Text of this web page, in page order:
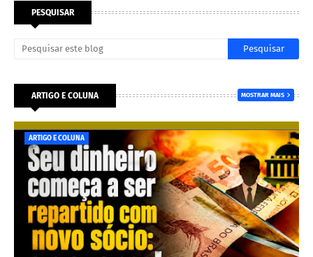
PESQUISAR
ARTIGO E COLUNA MOSTRAR MAIS
ARTIGO E COLUNA